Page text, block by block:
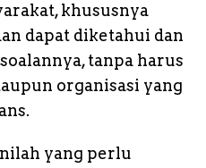
khususnya
dapat diketahui dan
tanpa harus
organisasi yang
yang perlu